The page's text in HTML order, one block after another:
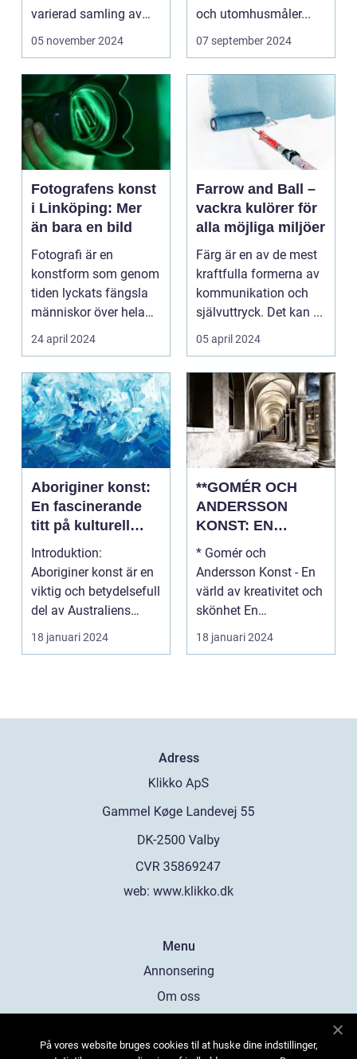
varierad samling av
pittoreska &o...
05 november 2024
och utomhusmåler...
07 september 2024
Fotografens konst
i Linköping: Mer
än bara en bild
Fotografi är en
konstform som genom
tiden lyckats fängsla
människor över hela
v&...
24 april 2024
Farrow and Ball –
vackra kulörer för
alla möjliga miljöer
Färg är en av de mest
kraftfulla formerna av
kommunikation och
självuttryck. Det kan ...
05 april 2024
Aboriginer konst:
En fascinerande
titt på kulturell
mångfald och
kreativitet
Introduktion:
Aboriginer konst är en
viktig och betydelsefull
del av Australiens
kulturella arv. Un...
18 januari 2024
**GOMÉR OCH
ANDERSSON
KONST: EN
ÖVERSIKT OCH
ANALYS**
* Gomér och
Andersson Konst - En
värld av kreativitet och
skönhet En
övergripande, grundlig
översi...
18 januari 2024
Adress
web: www.klikko.dk
Menu
Annonsering
Om oss
Kontakta oss
På vores website bruges cookies til at huske dine indstillinger,